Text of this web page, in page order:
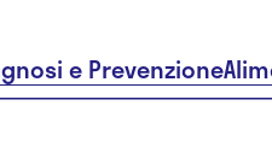
e Prevenzione